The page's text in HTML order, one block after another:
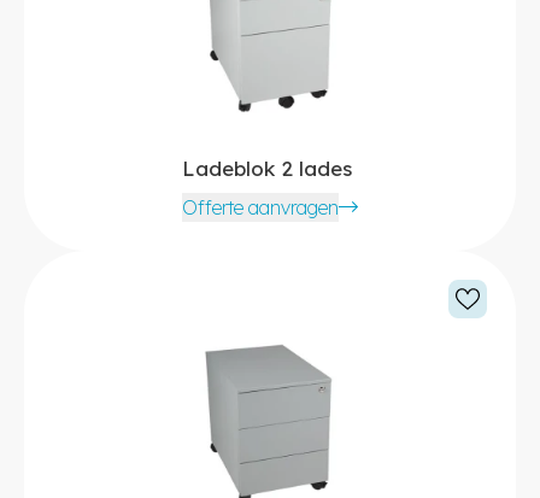
Ladeblok 2 lades
Offerte aanvragen